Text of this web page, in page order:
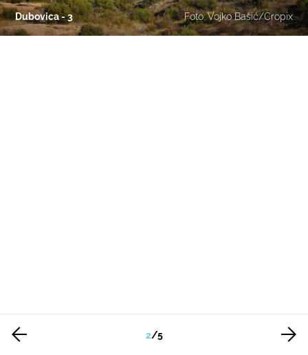
Dubovica - 3 Foto: Vojko Bašić/Cropix
2/5